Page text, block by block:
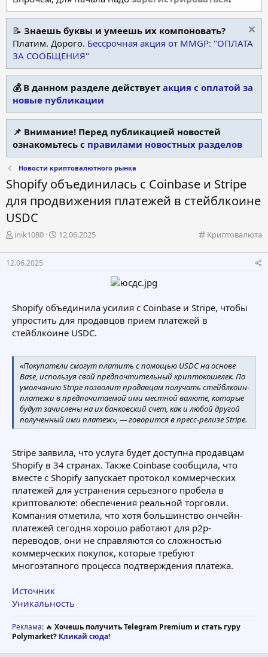
📝 Знаешь буквы и умеешь их компоновать?
Платим. Дорого. Бессрочная акция от MMGP: "ОПЛАТА
ЗА СООБЩЕНИЯ"
💰 В данном разделе действует акция с оплатой за
новые публикации
📌 Внимание! Перед публикацией новостей
ознакомьтесь с правилами новостных разделов
Новости криптовалютного рынка
Shopify объединилась с Coinbase и Stripe
для продвижения платежей в стейблкоине
USDC
К
т
и
я
Криптовалюта
А
т
о
м
ы
inik1080
Д
т
а
л
а
12.06.2025
12.06.2025
Shopify объединила усилия с Coinbase и Stripe, чтобы
упростить для продавцов прием платежей в
стейблкоине USDC.
«Покупатели смогут платить с помощью USDC на основе
Base, используя свой предпочтительный криптокошелек. По
умолчанию Stripe позволит продавцам получать стейблкоин-
платежи в предпочитаемой ими местной валюте, которые
будут зачислены на их банковский счет, как и любой другой
полученный ими платеж», — говорится в пресс-релизе Stripe.
Stripe заявила, что услуга будет доступна продавцам
Shopify в 34 странах. Также Coinbase сообщила, что
вместе с Shopify запускает протокол коммерческих
платежей для устранения серьезного пробела в
криптовалюте: обеспечения реальной торговли.
Компания отметила, что хотя большинство ончейн-
платежей сегодня хорошо работают для р2р-
переводов, они не справляются со сложностью
коммерческих покупок, которые требуют
многоэтапного процесса подтверждения платежа.
Источник
Уникальность
Реклама: 🔥 Хочешь получить Telegram Premium и стать гуру
Polymarket? Кликай сюда!